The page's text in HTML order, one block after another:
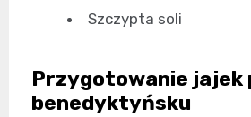
Szczypta soli
Przygotowanie jajek
benedyktyńsku